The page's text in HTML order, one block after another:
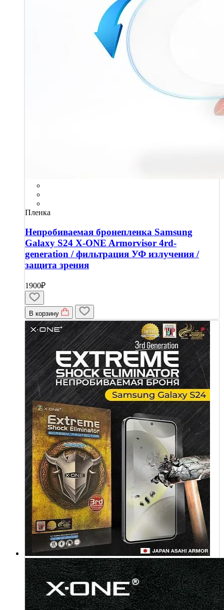
Пленка
Непробиваемая бронепленка Samsung
Galaxy S24 X-ONE Armorvisor 4rd-
generation / фильтрация УФ излучения /
защита зрения
1900₽
В корзину